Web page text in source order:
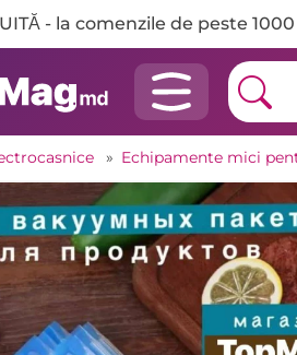
- la comenzile de peste
» Echipamente mici